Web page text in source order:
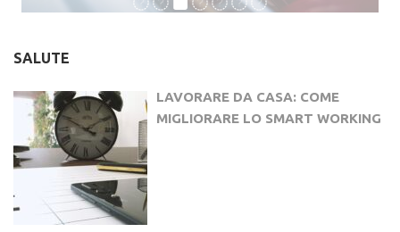
SALUTE
LAVORARE DA CASA: COME
MIGLIORARE LO SMART WORKING